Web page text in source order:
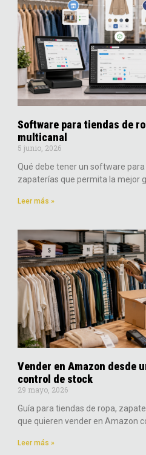
Software para tiendas de
multicanal
5 junio, 2026
Qué debe tener un software
zapaterías que permita la mejor
Leer más »
Vender en Amazon desde
control de stock
29 mayo, 2026
Guía para tiendas de ropa,
que quieren vender en Amazon
Leer más »